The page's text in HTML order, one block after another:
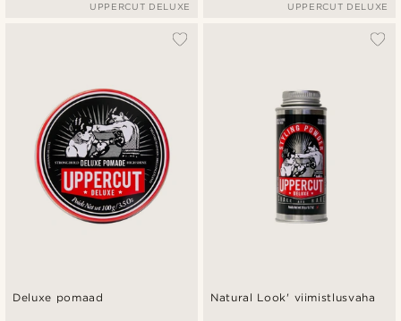
UPPERCUT DELUXE UPPERCUT DELUXE
Deluxe pomaad Natural Look' viimistlusvaha